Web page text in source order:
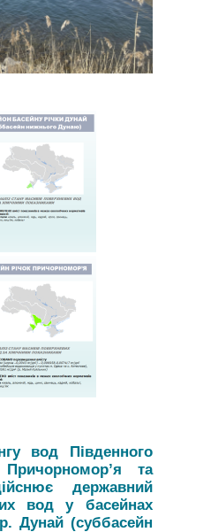
вод Південного
та
державний
вод у басейнах
Дунай (суббасейн